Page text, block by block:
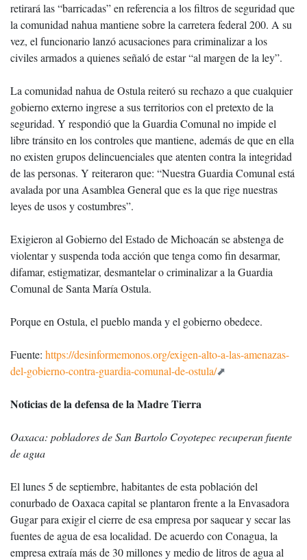
retirará las “barricadas” en referencia a los filtros de seguridad que
la comunidad nahua mantiene sobre la carretera federal 200. A su
vez, el funcionario lanzó acusaciones para criminalizar a los
civiles armados a quienes señaló de estar “al margen de la ley”.
La comunidad nahua de Ostula reiteró su rechazo a que cualquier
gobierno externo ingrese a sus territorios con el pretexto de la
seguridad. Y respondió que la Guardia Comunal no impide el
libre tránsito en los controles que mantiene, además de que en ella
no existen grupos delincuenciales que atenten contra la integridad
de las personas. Y reiteraron que: “Nuestra Guardia Comunal está
avalada por una Asamblea General que es la que rige nuestras
leyes de usos y costumbres”.
Exigieron al Gobierno del Estado de Michoacán se abstenga de
violentar y suspenda toda acción que tenga como fin desarmar,
difamar, estigmatizar, desmantelar o criminalizar a la Guardia
Comunal de Santa María Ostula.
Porque en Ostula, el pueblo manda y el gobierno obedece.
Fuente: https://desinformemonos.org/exigen-alto-a-las-amenazas-
del-gobierno-contra-guardia-comunal-de-ostula/
Noticias de la defensa de la Madre Tierra
Oaxaca: pobladores de San Bartolo Coyotepec recuperan fuente
de agua
El lunes 5 de septiembre, habitantes de esta población del
conurbado de Oaxaca capital se plantaron frente a la Envasadora
Gugar para exigir el cierre de esa empresa por saquear y secar las
fuentes de agua de esa localidad. De acuerdo con Conagua, la
empresa extraía más de 30 millones y medio de litros de agua al